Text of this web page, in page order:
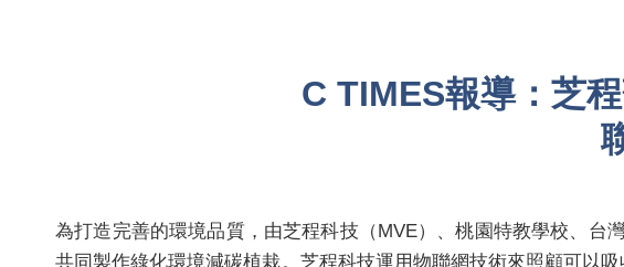
C TIMES報導：芝
為打造完善的環境品質，由芝程科技（MVE）、桃園特教學校、台
共同製作綠化環境減碳植栽。芝程科技運用物聯網技術來照顧可以